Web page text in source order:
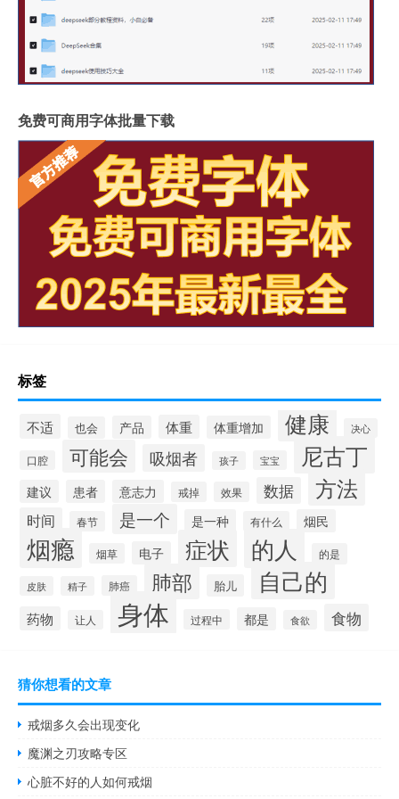
免费可商用字体批量下载
标签
不适 也会 产品 体重 体重增加 健康 决心
口腔 可能会 吸烟者 孩子 宝宝 尼古丁
建议 患者 意志力 戒掉 效果 数据 方法
时间 春节 是一个 是一种 有什么 烟民
烟瘾 烟草 电子 症状 的人 的是
皮肤 精子 肺癌 肺部 胎儿 自己的
药物 让人 身体 过程中 都是 食欲 食物
猜你想看的文章
戒烟多久会出现变化
魔渊之刃攻略专区
心脏不好的人如何戒烟